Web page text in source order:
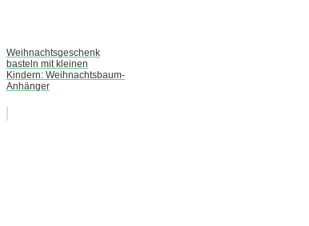
Weihnachtsgeschenk
basteln mit kleinen
Kindern: Weihnachtsbaum-
Anhänger